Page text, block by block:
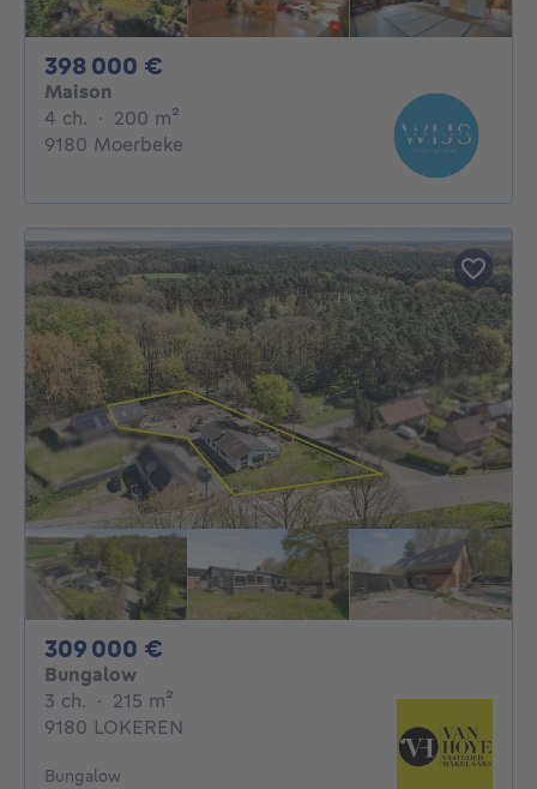
398 000 €
Maison
4 ch. 4 chambres
· 200 m²
9180 Moerbeke
309 000 €
Bungalow
3 ch. 3 chambres
· 215 m²
9180 LOKEREN
Bungalow